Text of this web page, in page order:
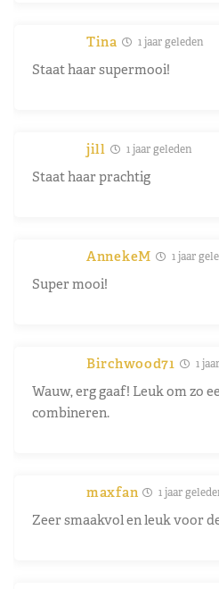
Tina 1 jaar geleden
Staat haar supermooi!
jill 1 jaar geleden
Staat haar prachtig
AnnekeM 1 jaar
Super mooi!
Birchwood71 1
Wauw, erg gaaf! Leuk om zo
combineren.
maxfan 1 jaar
Zeer smaakvol en leuk voor